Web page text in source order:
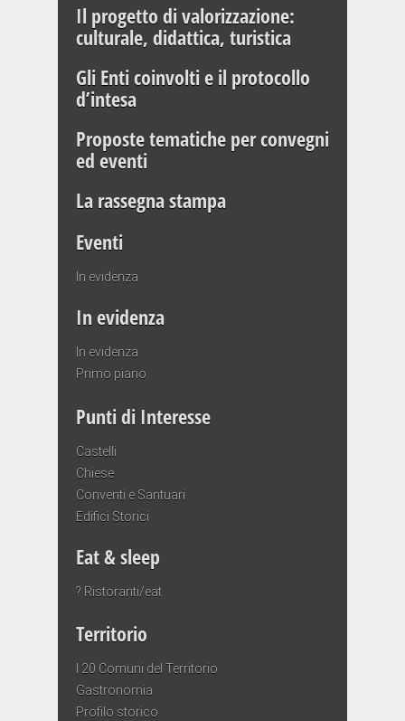
Il progetto di valorizzazione:
culturale, didattica, turistica
Gli Enti coinvolti e il protocollo
d’intesa
Proposte tematiche per convegni
ed eventi
La rassegna stampa
Eventi
In evidenza
In evidenza
In evidenza
Primo piano
Punti di Interesse
Castelli
Chiese
Conventi e Santuari
Edifici Storici
Eat & sleep
? Ristoranti/eat
Territorio
I 20 Comuni del Territorio
Gastronomia
Profilo storico